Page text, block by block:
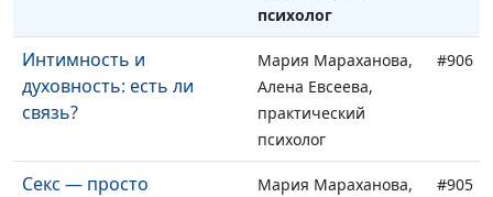
психолог
Интимность и
духовность: есть ли
связь?
Мария Мараханова,
Алена Евсеева,
практический
психолог
#906
Секс — просто
Мария Мараханова,
#905